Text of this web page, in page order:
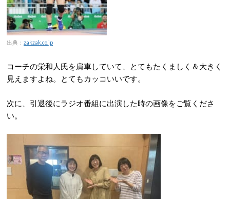
出典： zakzak.co.jp
コーチの栄和人氏を肩車していて、とてもたくましく＆大きく
見えますよね。とてもカッコいいです。
次に、引退後にラジオ番組に出演した時の画像をご覧くださ
い。